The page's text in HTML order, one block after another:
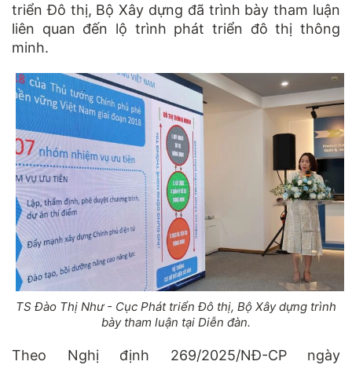
triển Đô thị, Bộ Xây dựng đã trình bày tham luận
liên quan đến lộ trình phát triển đô thị thông
minh.
TS Đào Thị Như - Cục Phát triển Đô thị, Bộ Xây dựng trình
bày tham luận tại Diễn đàn.
Theo Nghị định 269/2025/NĐ-CP ngày